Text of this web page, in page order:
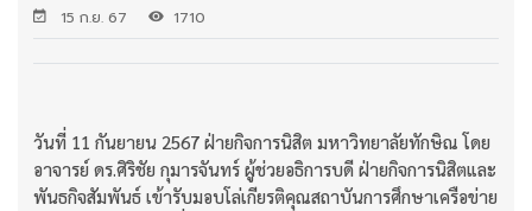
15 ก.ย. 67 1710
วันที่ 11 กันยายน 2567 ฝ่ายกิจการนิสิต มหาวิทยาลัยทักษิณ โดย
อาจารย์ ดร.ศิริชัย กุมารจันทร์ ผู้ช่วยอธิการบดี ฝ่ายกิจการนิสิตและ
พันธกิจสัมพันธ์ เข้ารับมอบโล่เกียรติคุณสถาบันการศึกษาเครือข่าย